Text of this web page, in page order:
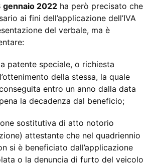
gennaio 2022 ha però precisato che
ai fini dell’applicazione dell’IVA
del verbale, ma è
patente speciale, o richiesta
della stessa, la quale
entro un anno dalla data
la decadenza dal beneficio;
sostitutiva di atto notorio
attestante che nel quadriennio
si è beneficiato dall’applicazione
o la denuncia di furto del veicolo